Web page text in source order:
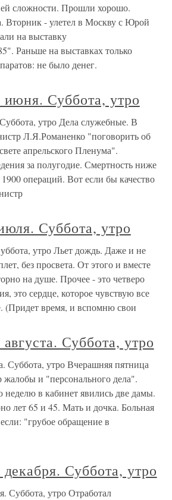
сложности. Прошли хорошо.
Вторник - улетел в Москву с Юрой
на выставку
Раньше на выставках только
не было денег.
Суббота, утро
утро Дела служебные. В
Л.Я.Романенко "поговорить об
апрельского Пленума".
за полугодие. Смертность ниже
операций. Вот если бы качество
Суббота, утро
утро Льет дождь. Даже и не
без просвета. От этого и вместе
на душе. Прочее - это четверо
это сердце, которое чувствую все
(Придет время, и вспомню свои
Суббота, утро
Суббота, утро Вчерашняя пятница
жалобы и "персонального дела".
в кабинет явились две дамы.
лет 65 и 45. Мать и дочка. Больная
"грубое обращение в
Суббота, утро
Суббота, утро Отработал